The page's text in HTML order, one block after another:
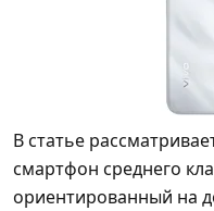
В статье
смартфон среднего
ориентированный на